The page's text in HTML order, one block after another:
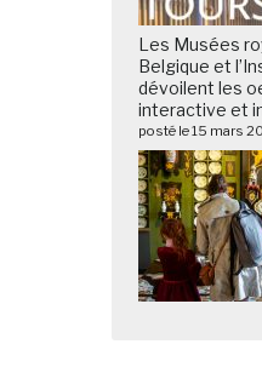
Les Musées
Belgique et
dévoilent les
interactive et
posté le 15 mars